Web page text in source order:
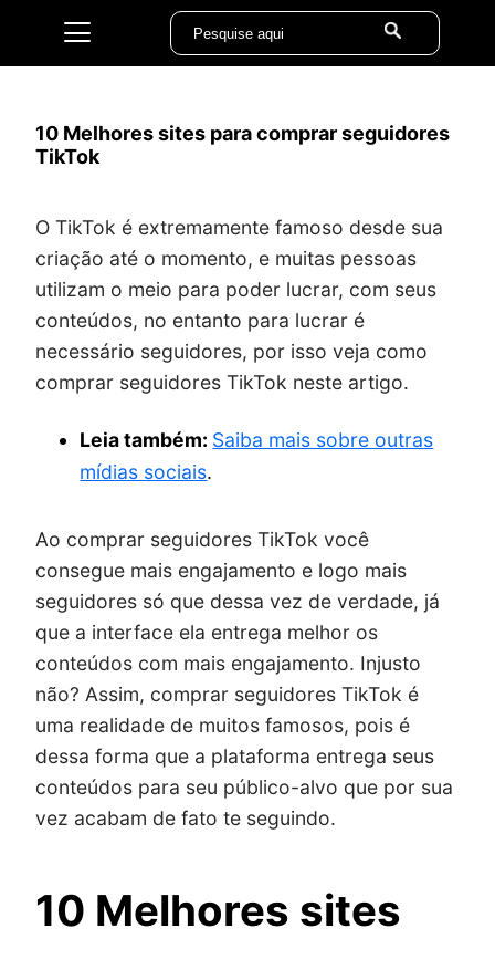
10 Melhores sites para comprar seguidores
TikTok
O TikTok é extremamente famoso desde sua
criação até o momento, e muitas pessoas
utilizam o meio para poder lucrar, com seus
conteúdos, no entanto para lucrar é
necessário seguidores, por isso veja como
comprar seguidores TikTok neste artigo.
Leia também: Saiba mais sobre outras
mídias sociais.
Ao comprar seguidores TikTok você
consegue mais engajamento e logo mais
seguidores só que dessa vez de verdade, já
que a interface ela entrega melhor os
conteúdos com mais engajamento. Injusto
não? Assim, comprar seguidores TikTok é
uma realidade de muitos famosos, pois é
dessa forma que a plataforma entrega seus
conteúdos para seu público-alvo que por sua
vez acabam de fato te seguindo.
10 Melhores sites